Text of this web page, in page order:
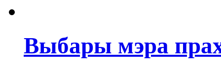
Выбары мэра